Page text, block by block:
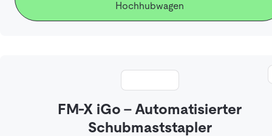
Hochhubwagen
FM-X iGo - Automatisierter
Schubmaststapler